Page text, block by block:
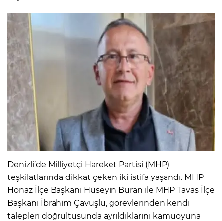
Denizli’de Milliyetçi Hareket Partisi (MHP)
teşkilatlarında dikkat çeken iki istifa yaşandı. MHP
Honaz İlçe Başkanı Hüseyin Buran ile MHP Tavas İlçe
Başkanı İbrahim Çavuşlu, görevlerinden kendi
talepleri doğrultusunda ayrıldıklarını kamuoyuna